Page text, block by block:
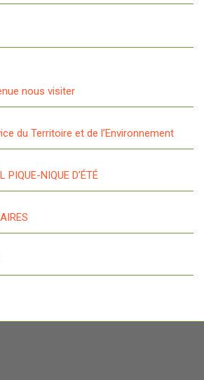
nous visiter
du Territoire et de l’Environnement
PIQUE-NIQUE D’ÉTÉ